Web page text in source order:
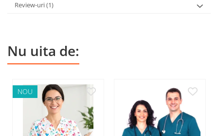
Review-uri(1)
Nu uita de:
NOU